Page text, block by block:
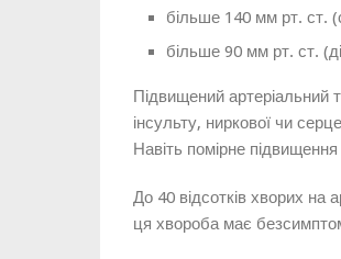
більше 140 мм рт. ст.
більше 90 мм рт. ст.
Підвищений артеріальний
інсульту, ниркової чи
Навіть помірне
До 40 відсотків хворих на
ця хвороба має